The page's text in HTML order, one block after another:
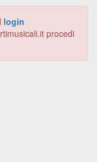
login
procedi